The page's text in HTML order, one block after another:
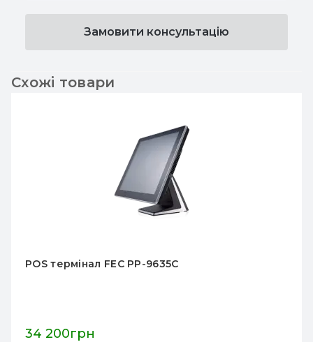
Замовити консультацію
Схожі товари
POS термінал FEC PP-9635C
34 200грн